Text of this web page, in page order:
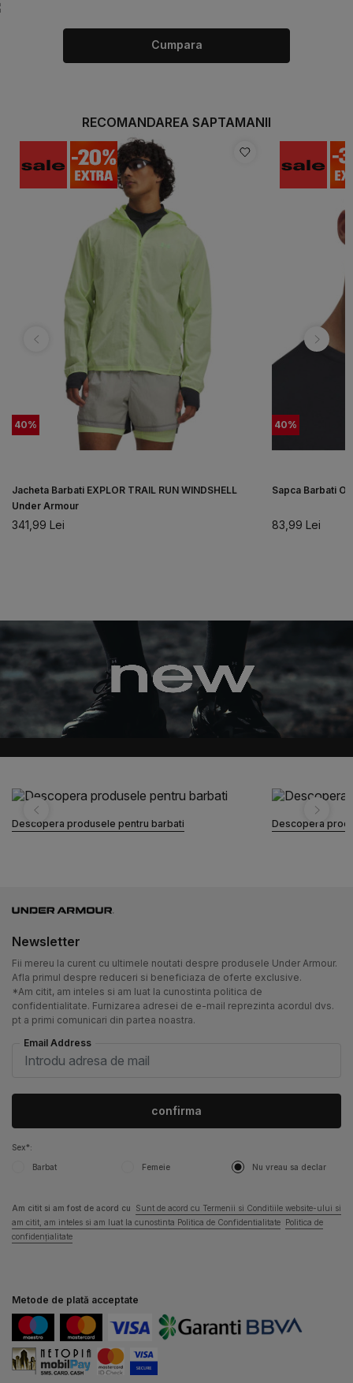
Cumpara
RECOMANDAREA SAPTAMANII
40%
Jacheta Barbati EXPLOR TRAIL RUN WINDSHELL
Under Armour
341,99 Lei
40%
Sapca Barbati
83,99 Lei
Descopera produsele pentru barbati Descopera
Newsletter
Fii mereu la curent cu ultimele noutati despre produsele Under Armour.
Afla primul despre reduceri si beneficiaza de oferte exclusive.
*Am citit, am inteles si am luat la cunostinta politica de
confidentialitate. Furnizarea adresei de e-mail reprezinta acordul dvs.
pt a primi comunicari din partea noastra.
Email Address
Sex*:
Barbat Femeie Nu vreau sa declar
confirma
Am citit si am fost de acord cu
Sunt de acord cu Termenii si Conditiile website-ului si
am citit, am inteles si am luat la cunostinta Politica de Confidentialitate Politica de
confidențialitate
Metode de plată acceptate